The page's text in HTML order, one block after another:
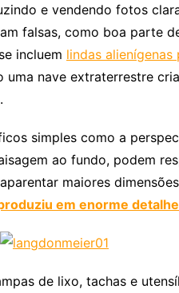
e vendendo fotos
falsas, como boa parte
incluem lindas
uma nave extraterrestre
.
simples como a
ao fundo, podem
maiores
em enorme
de lixo, tachas e